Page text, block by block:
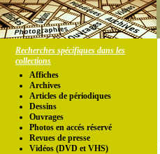
Recherches spécifiques dans les
collections
Affiches
Archives
Articles de périodiques
Dessins
Ouvrages
Photos en accés réservé
Revues de presse
Vidéos (DVD et VHS)